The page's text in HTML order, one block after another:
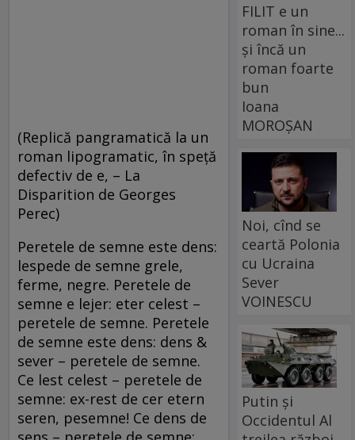
(Replică pangramatică la un
roman lipogramatic, în speţă
defectiv de e, – La
Disparition de Georges
Perec)
Peretele de semne este dens:
lespede de semne grele,
ferme, negre. Peretele de
semne e lejer: eter celest –
peretele de semne. Peretele
de semne este dens: dens &
sever – peretele de semne.
Ce lest celest – peretele de
semne: ex-rest de cer etern
seren, pesemne! Ce dens de
FILIT e un
roman în sine...
și încă un
roman foarte
bun
Ioana
MOROȘAN
Noi, cînd se
ceartă Polonia
cu Ucraina
Sever
VOINESCU
Putin și
Occidentul Al